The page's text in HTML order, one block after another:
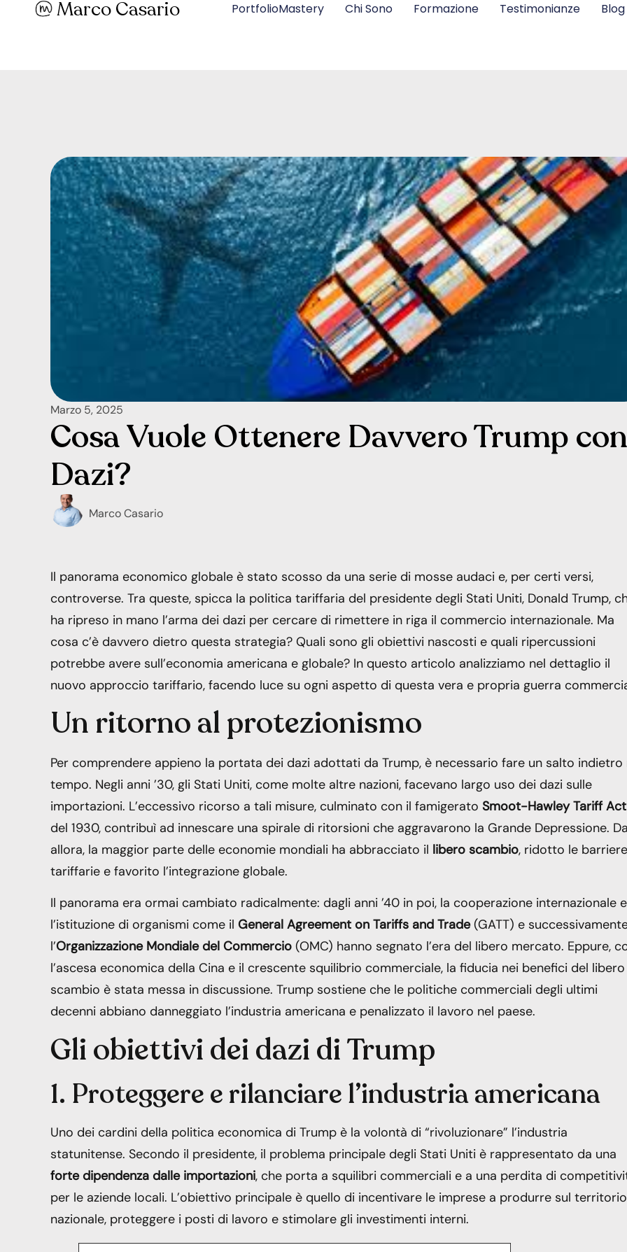
Marco Casario PortfolioMastery Chi Sono Formazione Testimonianze Blog
Marzo 5, 2025
Cosa Vuole Ottenere Davvero Trump
Dazi?
Marco Casario
Il panorama economico globale è stato scosso da una serie di mosse audaci e, per certi versi,
controverse. Tra queste, spicca la politica tariffaria del presidente degli Stati Uniti, Donald Trump,
ha ripreso in mano l’arma dei dazi per cercare di rimettere in riga il commercio internazionale. Ma
cosa c’è davvero dietro questa strategia? Quali sono gli obiettivi nascosti e quali ripercussioni
potrebbe avere sull’economia americana e globale? In questo articolo analizziamo nel dettaglio il
nuovo approccio tariffario, facendo luce su ogni aspetto di questa vera e propria guerra
Un ritorno al protezionismo
Per comprendere appieno la portata dei dazi adottati da Trump, è necessario fare un salto indietro
tempo. Negli anni ’30, gli Stati Uniti, come molte altre nazioni, facevano largo uso dei dazi sulle
importazioni. L’eccessivo ricorso a tali misure, culminato con il famigerato Smoot-Hawley Tariff Act
del 1930, contribuì ad innescare una spirale di ritorsioni che aggravarono la Grande Depressione. Da
allora, la maggior parte delle economie mondiali ha abbracciato il libero scambio, ridotto le barriere
tariffarie e favorito l’integrazione globale.
Il panorama era ormai cambiato radicalmente: dagli anni ’40 in poi, la cooperazione internazionale e
l’istituzione di organismi come il General Agreement on Tariffs and Trade(GATT) e
l’Organizzazione Mondiale del Commercio (OMC) hanno segnato l’era del libero mercato. Eppure,
l’ascesa economica della Cina e il crescente squilibrio commerciale, la fiducia nei benefici del libero
scambio è stata messa in discussione. Trump sostiene che le politiche commerciali degli ultimi
decenni abbiano danneggiato l’industria americana e penalizzato il lavoro nel paese.
Gli obiettivi dei dazi di Trump
1. Proteggere e rilanciare l’industria americana
Uno dei cardini della politica economica di Trump è la volontà di “rivoluzionare” l’industria
statunitense. Secondo il presidente, il problema principale degli Stati Uniti è rappresentato da una
forte dipendenza dalle importazioni, che porta a squilibri commerciali e a una perdita di
per le aziende locali. L’obiettivo principale è quello di incentivare le imprese a produrre sul territorio
nazionale, proteggere i posti di lavoro e stimolare gli investimenti interni.